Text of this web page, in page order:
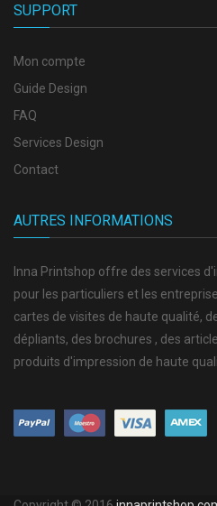
SUPPORT
Mon compte
Guide Design
FAQ
Services Design
Contact
AUTRES INFORMATIONS
Inna Printshop offre des services
pour les particuliers et les
cartes de visites de haute qualité,
dépliants, des brochures , des
produits d'impression de haute